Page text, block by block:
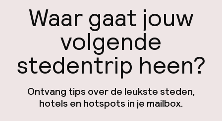
Waar gaat jouw
volgende
stedentrip heen?
Ontvang tips over de leukste steden,
hotels en hotspots in je mailbox.